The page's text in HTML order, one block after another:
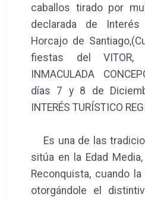
caballos tirado por
declarada de Interés
Horcajo de
fiestas del
INMACULADA
días 7 y 8 de
INTERÉS TURÍSTICO
Es una de las
sitúa en la Edad
Reconquista, cuando
otorgándole el